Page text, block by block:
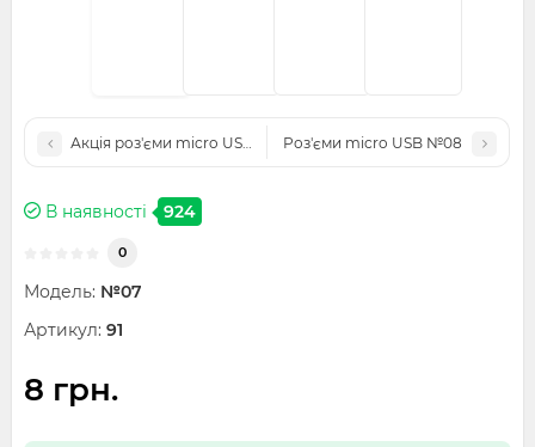
Акція роз'єми micro USB 11 видів по 5 штук ГУРТ
Роз'єми micro USB №08
В наявності 924
0
Модель: №07
Артикул: 91
8 грн.